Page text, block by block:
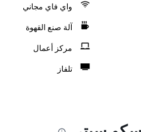
واي فاي مجاني
آلة صنع القهوة
مركز أعمال
تلفاز